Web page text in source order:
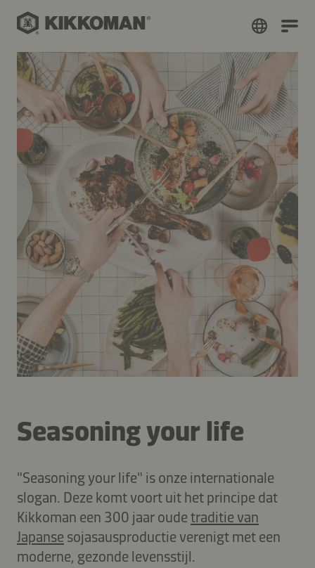
Seasoning your life
"Seasoning your life" is onze internationale
slogan. Deze komt voort uit het principe dat
Kikkoman een 300 jaar oude traditie van
Japanse sojasausproductie verenigt met een
moderne, gezonde levensstijl.